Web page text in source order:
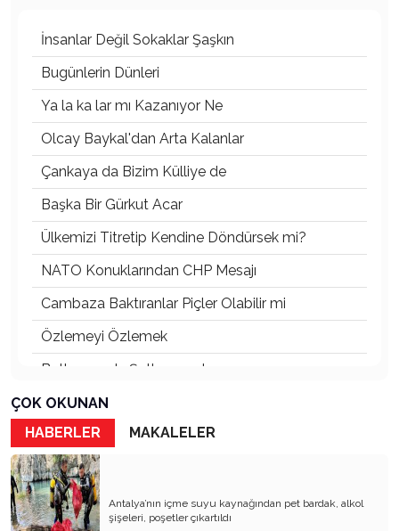
İnsanlar Değil Sokaklar Şaşkın
Bugünlerin Dünleri
Ya la ka lar mı Kazanıyor Ne
Olcay Baykal'dan Arta Kalanlar
Çankaya da Bizim Külliye de
Başka Bir Gürkut Acar
Ülkemizi Titretip Kendine Döndürsek mi?
NATO Konuklarından CHP Mesajı
Cambaza Baktıranlar Piçler Olabilir mi
Özlemeyi Özlemek
Butlanınız da Şutlanınız da
Yaşananların Vebali Kim
Siyasetin Kökleri Köklerin Siyaseti
Nereye CHP Nereye
Öf Öf de Öf Öf
ÇOK OKUNAN
HABERLER
MAKALELER
Antalya’nın içme suyu kaynağından pet bardak, alkol
şişeleri, poşetler çıkartıldı